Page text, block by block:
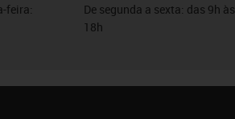
feira:
De segunda a sexta: das 9h às
18h